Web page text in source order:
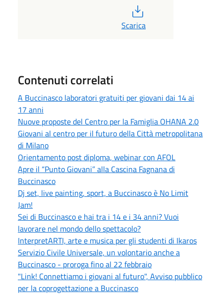
Scarica
Contenuti correlati
A Buccinasco laboratori gratuiti per giovani dai 14 ai
17 anni
Nuove proposte del Centro per la Famiglia OHANA 2.0
Giovani al centro per il futuro della Città metropolitana
di Milano
Orientamento post diploma, webinar con AFOL
Apre il “Punto Giovani” alla Cascina Fagnana di
Buccinasco
Dj set, live painting, sport, a Buccinasco è No Limit
Jam!
Sei di Buccinasco e hai tra i 14 e i 34 anni? Vuoi
lavorare nel mondo dello spettacolo?
InterpretARTI, arte e musica per gli studenti di Ikaros
Servizio Civile Universale, un volontario anche a
Buccinasco - proroga fino al 22 febbraio
"Link! Connettiamo i giovani al futuro", Avviso pubblico
per la coprogettazione a Buccinasco